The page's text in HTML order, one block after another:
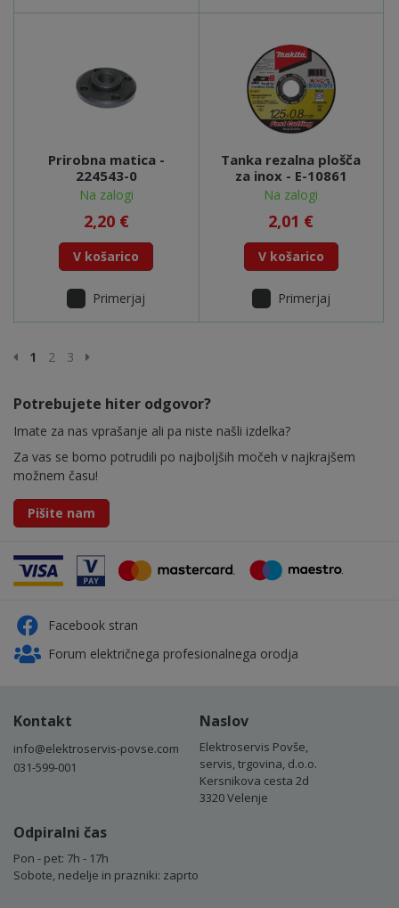
Prirobna matica -
224543-0
Na zalogi
2,20 €
V košarico
Primerjaj
Tanka rezalna plošča
za inox - E-10861
Na zalogi
2,01 €
V košarico
Primerjaj
Prejšnja stran
1 2 3 Naslednja stran
Potrebujete hiter odgovor?
Imate za nas vprašanje ali pa niste našli izdelka?
Za vas se bomo potrudili po najboljših močeh v najkrajšem
možnem času!
Pišite nam
Facebook stran
Forum električnega profesionalnega orodja
Kontakt
info@elektroservis-povse.com
031-599-001
Naslov
Elektroservis Povše,
servis, trgovina, d.o.o.
Kersnikova cesta 2d
3320 Velenje
Odpiralni čas
Pon - pet: 7h - 17h
Sobote, nedelje in prazniki: zaprto